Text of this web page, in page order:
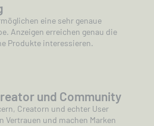
eine sehr genaue
Anzeigen erreichen genau die
Produkte interessieren.
und Community
Creatorn und echter User
Vertrauen und machen Marken